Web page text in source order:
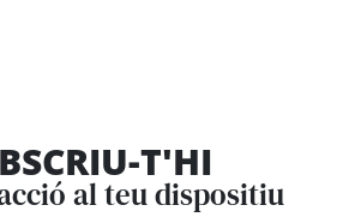
T'HI
al teu dispositiu